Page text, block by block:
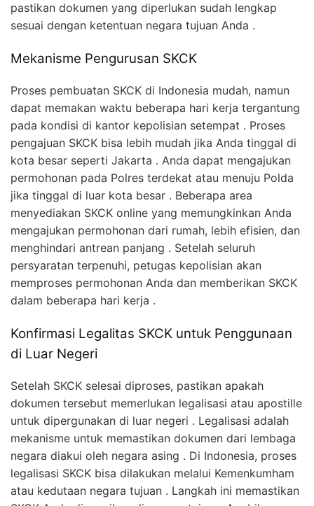
pastikan dokumen yang diperlukan sudah lengkap
sesuai dengan ketentuan negara tujuan Anda .
Mekanisme Pengurusan SKCK
Proses pembuatan SKCK di Indonesia mudah, namun
dapat memakan waktu beberapa hari kerja tergantung
pada kondisi di kantor kepolisian setempat . Proses
pengajuan SKCK bisa lebih mudah jika Anda tinggal di
kota besar seperti Jakarta . Anda dapat mengajukan
permohonan pada Polres terdekat atau menuju Polda
jika tinggal di luar kota besar . Beberapa area
menyediakan SKCK online yang memungkinkan Anda
mengajukan permohonan dari rumah, lebih efisien, dan
menghindari antrean panjang . Setelah seluruh
persyaratan terpenuhi, petugas kepolisian akan
memproses permohonan Anda dan memberikan SKCK
dalam beberapa hari kerja .
Konfirmasi Legalitas SKCK untuk Penggunaan
di Luar Negeri
Setelah SKCK selesai diproses, pastikan apakah
dokumen tersebut memerlukan legalisasi atau apostille
untuk dipergunakan di luar negeri . Legalisasi adalah
mekanisme untuk memastikan dokumen dari lembaga
negara diakui oleh negara asing . Di Indonesia, proses
legalisasi SKCK bisa dilakukan melalui Kemenkumham
atau kedutaan negara tujuan . Langkah ini memastikan